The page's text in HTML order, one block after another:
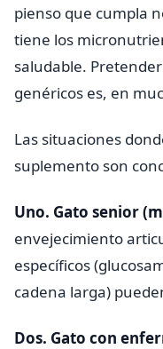
pienso que cumpla
tiene los
saludable.
genéricos es, en
Las situaciones
suplemento son
Uno. Gato senior
envejecimiento
específicos
cadena larga)
Dos. Gato con